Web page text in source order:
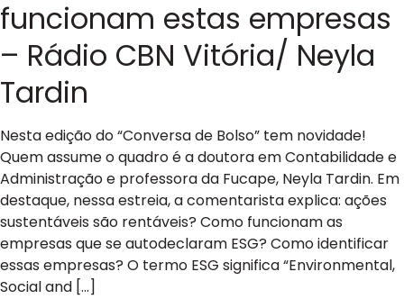
funcionam estas empresas
– Rádio CBN Vitória/ Neyla
Tardin
Nesta edição do “Conversa de Bolso” tem novidade!
Quem assume o quadro é a doutora em Contabilidade e
Administração e professora da Fucape, Neyla Tardin. Em
destaque, nessa estreia, a comentarista explica: ações
sustentáveis são rentáveis? Como funcionam as
empresas que se autodeclaram ESG? Como identificar
essas empresas? O termo ESG significa “Environmental,
Social and […]